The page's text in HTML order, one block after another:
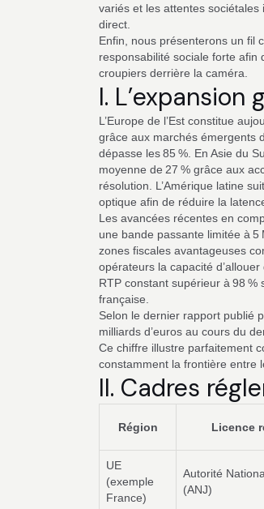
variés et les attentes
direct.
Enfin, nous présenterons un fil
responsabilité sociale forte
croupiers derrière la caméra.
I.
L’Europe de l’Est constitue
grâce aux marchés émergents
dépasse les 85 %. En Asie du
moyenne de 27 % grâce aux
résolution. L’Amérique latine
optique afin de réduire la
Les avancées récentes en
une bande passante limitée à
zones fiscales avantageuses
opérateurs la capacité
RTP constant supérieur à 98
française.
Selon le dernier rapport publié
milliards d’euros au cours du
Ce chiffre illustre parfaitement
constamment la frontière entre
II. Cadres
Région Licence
UE
(exemple
France)
Autorité
(ANJ)